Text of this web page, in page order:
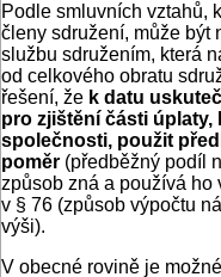
Podle smluvních vztahů,
členy sdružení, může být
službu sdružením, která
od celkového obratu
řešení, že k datu
pro zjištění části úplaty,
společnosti, použit
poměr (předběžný podíl
způsob zná a používá ho
v § 76 (způsob výpočtu
výši).
V obecné rovině je